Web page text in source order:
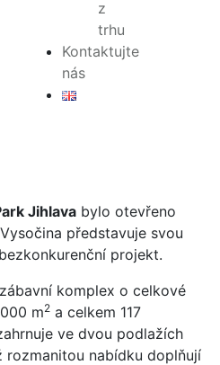
z
trhu
Kontaktujte
nás
Jihlava bylo otevřeno
představuje svou
projekt.
komplex o celkové
m2 a celkem 117
ve dvou podlažích
rozmanitou nabídku doplňují